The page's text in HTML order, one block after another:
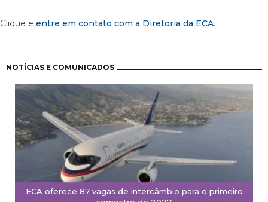
Clique e entre em contato com a Diretoria da ECA.
NOTÍCIAS E COMUNICADOS
ECA oferece 87 vagas de intercâmbio para o primeiro
Paginação